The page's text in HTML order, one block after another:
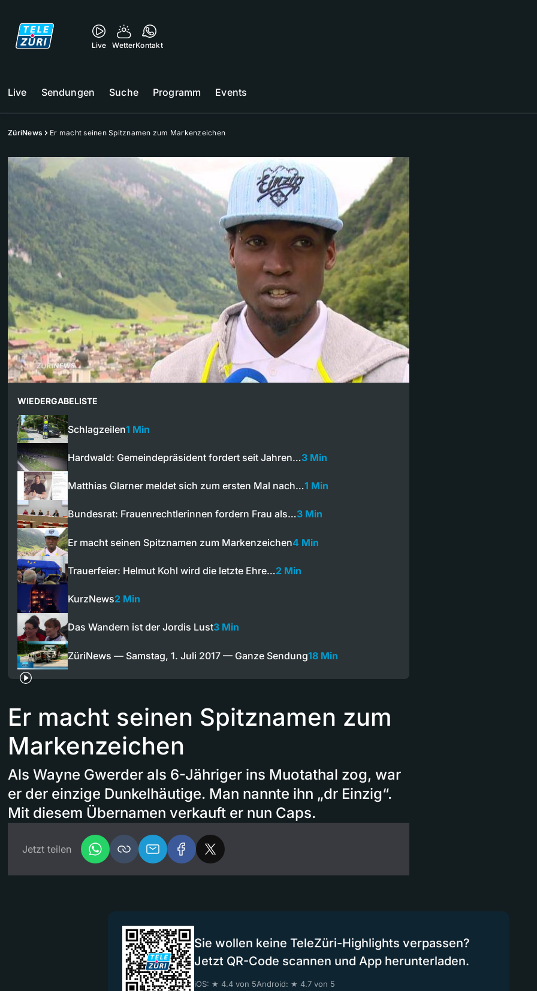
Live WetterKontakt
Live Sendungen Suche Programm Events
ZüriNews Er macht seinen Spitznamen zum Markenzeichen
WIEDERGABELISTE
Schlagzeilen1 Min
Hardwald: Gemeindepräsident fordert seit Jahren…3 Min
Matthias Glarner meldet sich zum ersten Mal nach…1 Min
Bundesrat: Frauenrechtlerinnen fordern Frau als…3 Min
Er macht seinen Spitznamen zum Markenzeichen4 Min
Trauerfeier: Helmut Kohl wird die letzte Ehre…2 Min
KurzNews2 Min
Das Wandern ist der Jordis Lust3 Min
ZüriNews — Samstag, 1. Juli 2017 — Ganze Sendung18 Min
Er macht seinen Spitznamen zum
Markenzeichen
Als Wayne Gwerder als 6-Jähriger ins Muotathal zog, war
er der einzige Dunkelhäutige. Man nannte ihn „dr Einzig“.
Mit diesem Übernamen verkauft er nun Caps.
Jetzt teilen
Sie wollen keine TeleZüri-Highlights verpassen?
Jetzt QR-Code scannen und App herunterladen.
iOS: ★ 4.4 von 5Android: ★ 4.7 von 5